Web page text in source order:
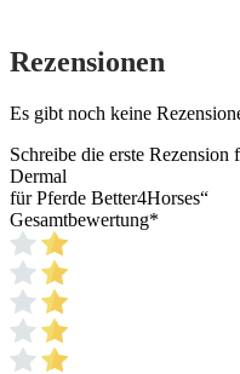
Rezensionen
Es gibt noch keine
Schreibe die erste Rezension
Dermal
für Pferde Better4Horses“
Gesamtbewertung*